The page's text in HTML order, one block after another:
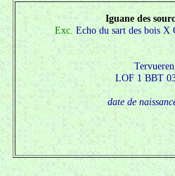
Iguane des
Exc. Echo du sart des bois X
LOF 1 BBT
date de